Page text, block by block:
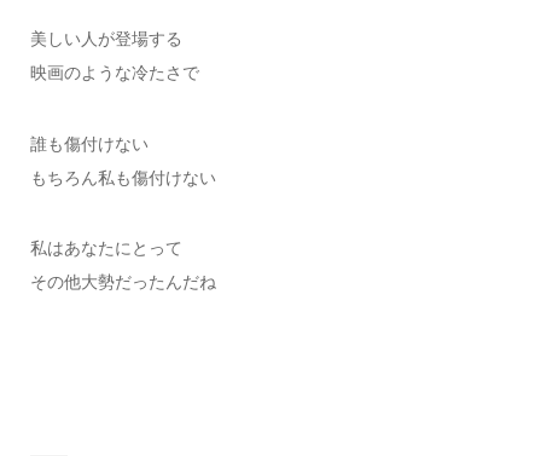
美しい人が登場する
映画のような冷たさで
誰も傷付けない
もちろん私も傷付けない
私はあなたにとって
その他大勢だったんだね